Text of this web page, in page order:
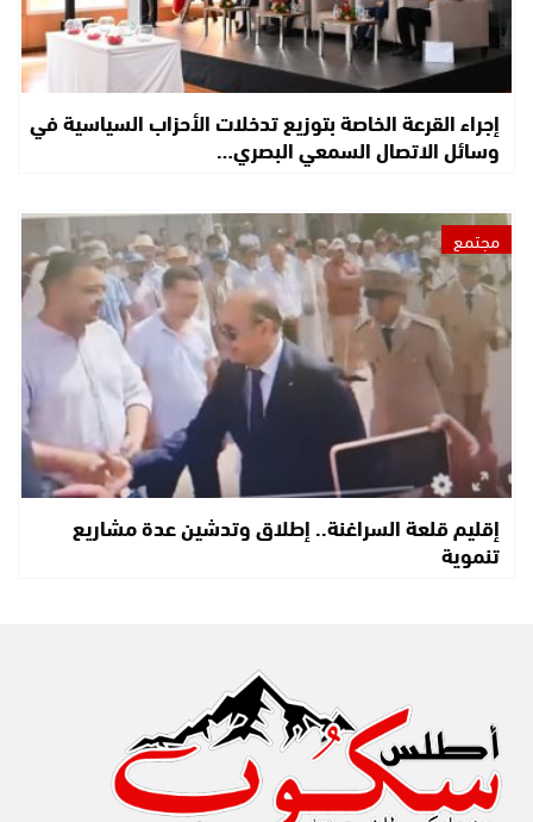
إجراء القرعة الخاصة بتوزيع تدخلات الأحزاب السياسية في
وسائل الاتصال السمعي البصري…
مجتمع
إقليم قلعة السراغنة.. إطلاق وتدشين عدة مشاريع
تنموية